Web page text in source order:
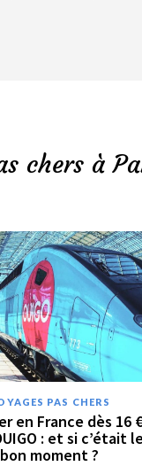
chers à
PAS CHERS
en France dès 16 €
: et si c’était le
bon moment ?